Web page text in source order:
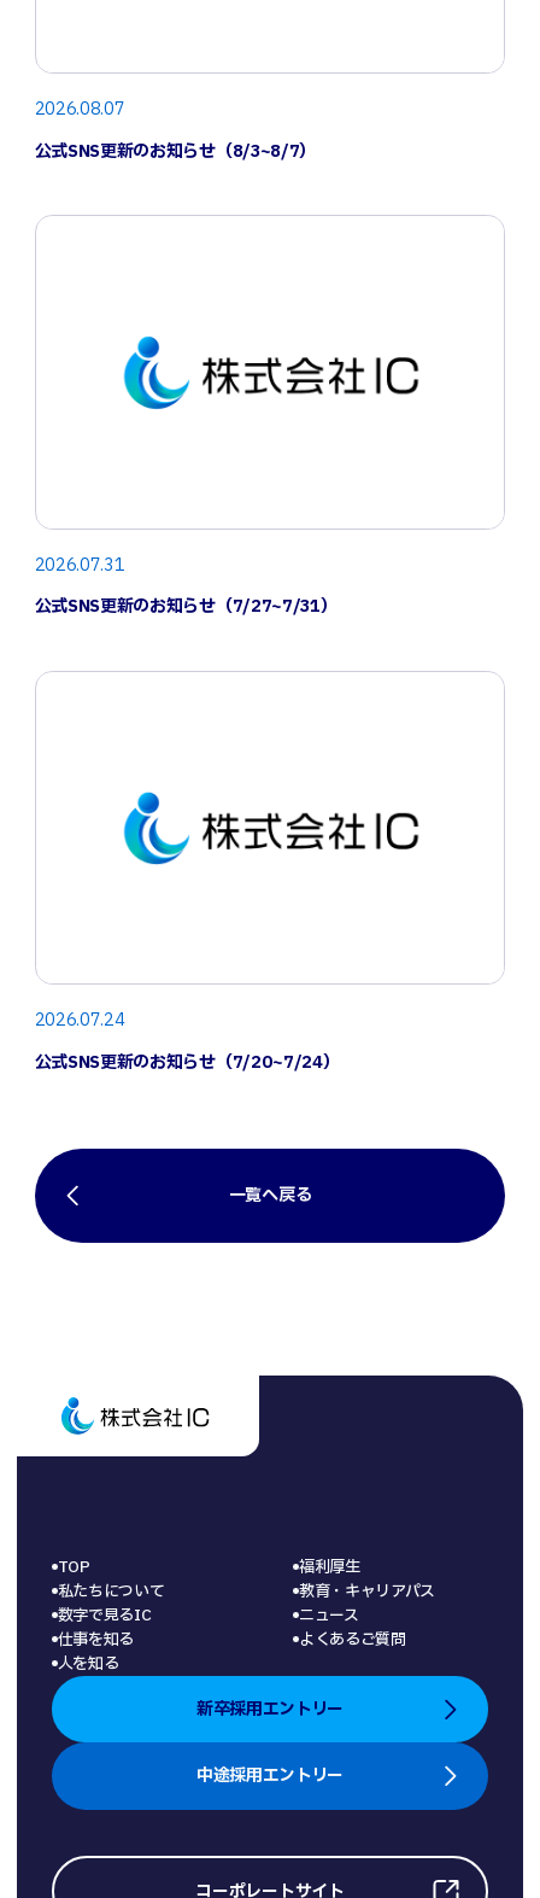
2026.08.07
公式SNS更新のお知らせ（8/3~8/7）
2026.07.31
公式SNS更新のお知らせ（7/27~7/31）
2026.07.24
公式SNS更新のお知らせ（7/20~7/24）
一覧へ戻る
TOP
私たちについて
数字で見るIC
仕事を知る
人を知る
福利厚生
教育・キャリアパス
ニュース
よくあるご質問
新卒採用エントリー
中途採用エントリー
コーポレートサイト